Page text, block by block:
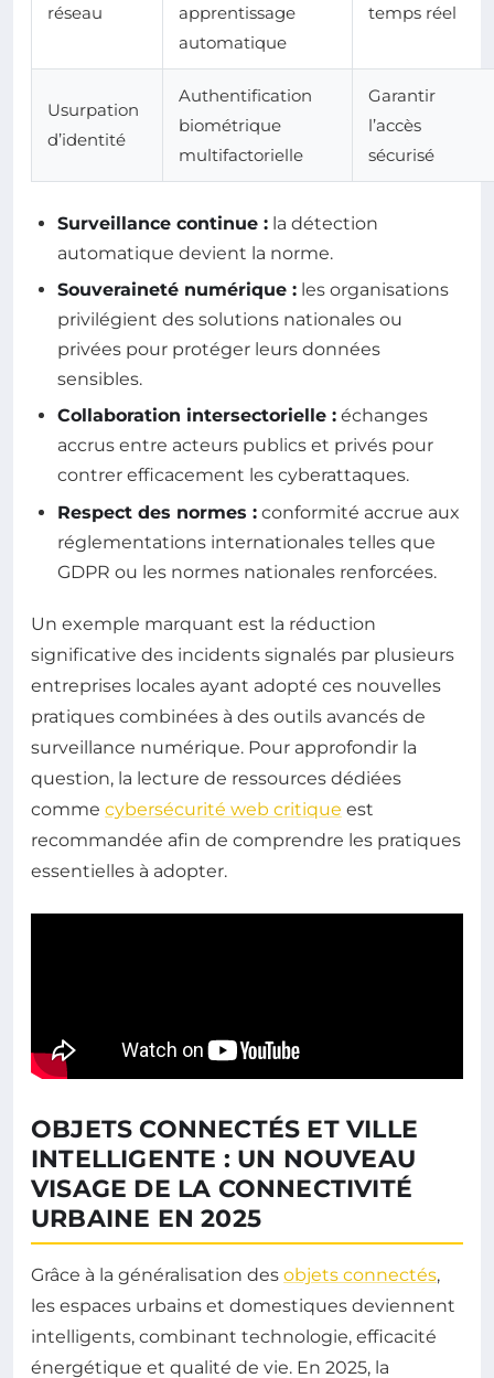
réseau
apprentissage
automatique
temps réel
Usurpation
d’identité
Authentification
biométrique
multifactorielle
Garantir
l’accès
sécurisé
Surveillance continue : la détection
automatique devient la norme.
Souveraineté numérique : les organisations
privilégient des solutions nationales ou
privées pour protéger leurs données
sensibles.
Collaboration intersectorielle : échanges
accrus entre acteurs publics et privés pour
contrer efficacement les cyberattaques.
Respect des normes : conformité accrue aux
réglementations internationales telles que
GDPR ou les normes nationales renforcées.
Un exemple marquant est la réduction
significative des incidents signalés par plusieurs
entreprises locales ayant adopté ces nouvelles
pratiques combinées à des outils avancés de
surveillance numérique. Pour approfondir la
question, la lecture de ressources dédiées
comme cybersécurité web critique est
recommandée afin de comprendre les pratiques
essentielles à adopter.
OBJETS CONNECTÉS ET VILLE
INTELLIGENTE : UN NOUVEAU
VISAGE DE LA CONNECTIVITÉ
URBAINE EN 2025
Grâce à la généralisation des objets connectés,
les espaces urbains et domestiques deviennent
intelligents, combinant technologie, efficacité
énergétique et qualité de vie. En 2025, la